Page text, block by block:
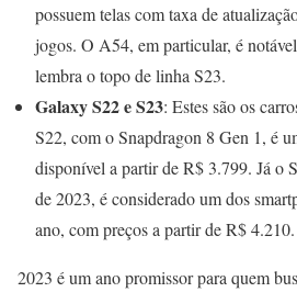
possuem telas com taxa de
jogos. O A54, em particular, é
lembra o topo de linha S23.
Galaxy S22 e S23: Estes são os
S22, com o Snapdragon 8 Gen 1, é
disponível a partir de R$ 3.799. Já o
de 2023, é considerado um dos
ano, com preços a partir de R$ 4.210.
2023 é um ano promissor para quem